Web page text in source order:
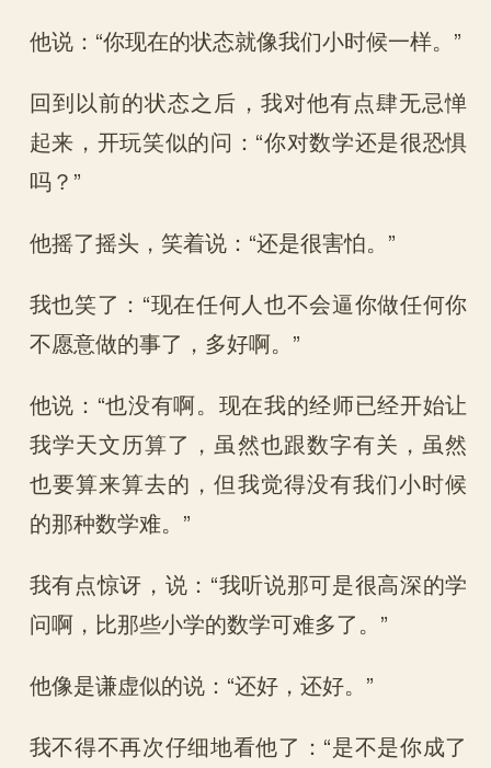
他说：“你现在的状态就像我们小时候一样。”
回到以前的状态之后，我对他有点肆无忌惮
起来，开玩笑似的问：“你对数学还是很恐惧
吗？”
他摇了摇头，笑着说：“还是很害怕。”
我也笑了：“现在任何人也不会逼你做任何你
不愿意做的事了，多好啊。”
他说：“也没有啊。现在我的经师已经开始让
我学天文历算了，虽然也跟数字有关，虽然
也要算来算去的，但我觉得没有我们小时候
的那种数学难。”
我有点惊讶，说：“我听说那可是很高深的学
问啊，比那些小学的数学可难多了。”
他像是谦虚似的说：“还好，还好。”
我不得不再次仔细地看他了：“是不是你成了